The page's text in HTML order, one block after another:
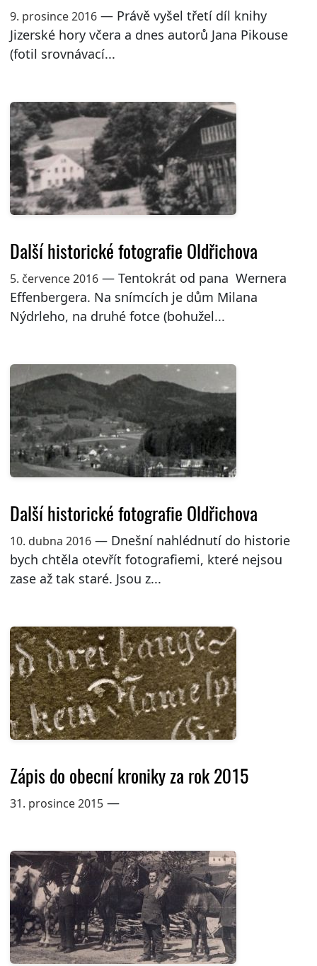
9. prosince 2016— Právě vyšel třetí díl knihy
Jizerské hory včera a dnes autorů Jana Pikouse
(fotil srovnávací...
Další historické fotografie Oldřichova
5. července 2016— Tentokrát od pana Wernera
Effenbergera. Na snímcích je dům Milana
Nýdrleho, na druhé fotce (bohužel...
Další historické fotografie Oldřichova
10. dubna 2016— Dnešní nahlédnutí do historie
bych chtěla otevřít fotografiemi, které nejsou
zase až tak staré. Jsou z...
Zápis do obecní kroniky za rok 2015
31. prosince 2015—